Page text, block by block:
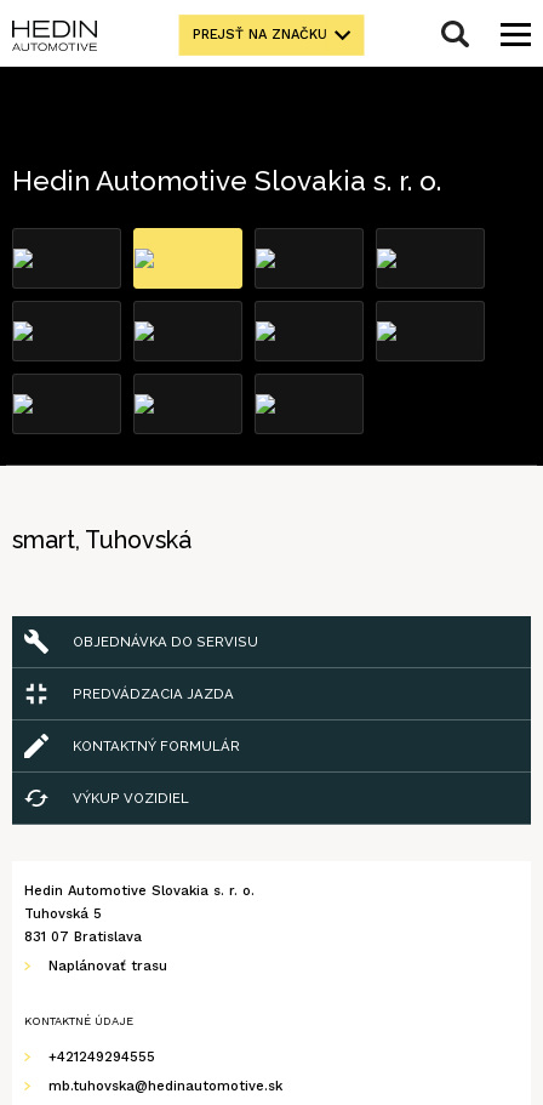
PREJSŤ NA ZNAČKU
Hedin Automotive Slovakia s. r. o.
smart, Tuhovská
OBJEDNÁVKA DO SERVISU
PREDVÁDZACIA JAZDA
KONTAKTNÝ FORMULÁR
VÝKUP VOZIDIEL
Hedin Automotive Slovakia s. r. o.
Tuhovská 5
831 07 Bratislava
Naplánovať trasu
KONTAKTNÉ ÚDAJE
+421249294555
mb.tuhovska@hedinautomotive.sk